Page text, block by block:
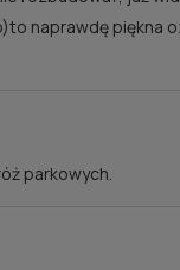
naprawdę piękna
parkowych.